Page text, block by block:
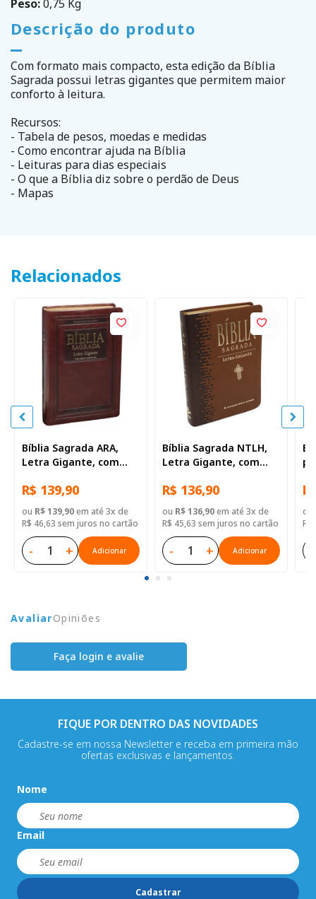
Peso:0,75 Kg
Descrição do produto
Com formato mais compacto, esta edição da Bíblia
Sagrada possui letras gigantes que permitem maior
conforto à leitura.
Recursos:
- Tabela de pesos, moedas e medidas
- Como encontrar ajuda na Bíblia
- Leituras para dias especiais
- O que a Bíblia diz sobre o perdão de Deus
- Mapas
Relacionados
Bíblia Sagrada ARA,
Letra Gigante, com
Sintético Marrom
Nobre
R$ 139,90
ou R$ 139,90em até 3x de
R$ 46,63 sem juros no cartão
- + Adicionar
Bíblia Sagrada NTLH,
Letra Gigante, com
Capa Couro Sintético
Marrom Claro
R$ 136,90
ou R$ 136,90em até 3x de
R$ 45,63 sem juros no cartão
- + Adicionar
ou
R$
AvaliarOpiniões
Faça login e avalie
FIQUE POR DENTRO DAS NOVIDADES
Cadastre-se em nossa Newsletter e receba em primeira mão
ofertas exclusivas e lançamentos.
Nome
Email
Cadastrar